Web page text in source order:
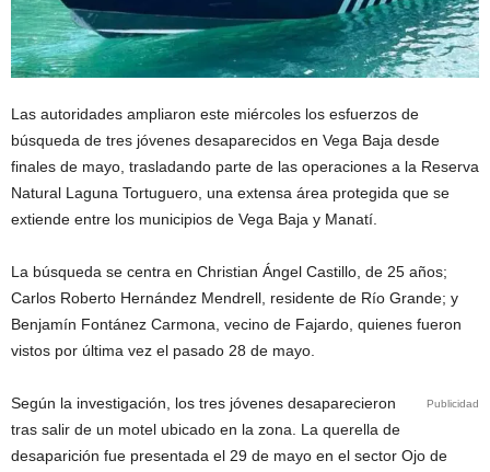
Las autoridades ampliaron este miércoles los esfuerzos de
búsqueda de tres jóvenes desaparecidos en Vega Baja desde
finales de mayo, trasladando parte de las operaciones a la Reserva
Natural Laguna Tortuguero, una extensa área protegida que se
extiende entre los municipios de Vega Baja y Manatí.
La búsqueda se centra en Christian Ángel Castillo, de 25 años;
Carlos Roberto Hernández Mendrell, residente de Río Grande; y
Benjamín Fontánez Carmona, vecino de Fajardo, quienes fueron
vistos por última vez el pasado 28 de mayo.
Publicidad
Según la investigación, los tres jóvenes desaparecieron
tras salir de un motel ubicado en la zona. La querella de
desaparición fue presentada el 29 de mayo en el sector Ojo de